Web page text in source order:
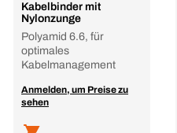
Kabelbinder mit
Nylonzunge
Polyamid 6.6, für
optimales
Kabelmanagement
Anmelden, um Preise zu
sehen